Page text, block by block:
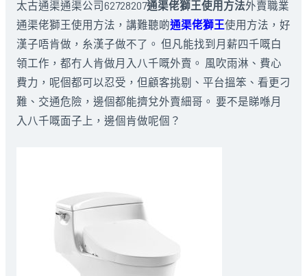
太古通渠通渠公司62728207通渠佬獅王使用方法外賣職業
通渠佬獅王使用方法，講難聽啲通渠佬獅王使用方法，好
漢子唔肯做，糸漢子做不了。 但凡能找到月薪四千嘅白
領工作，都冇人肯做月入八千嘅外賣。 風吹雨淋、費心
費力，呢個都可以忍受，但顧客挑剔、平台搵笨、看更刁
難、交通危險，邊個都能擠兌外賣細哥。 要不是睇喺月
入八千嘅面子上，邊個肯做呢個？